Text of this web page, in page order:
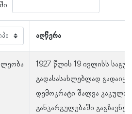
აღწერა
1927 წლის 19 ივლისს
გადასასახლებლად
დემოკრატი შალვა
განკარგულებაში გაგზავნეს.